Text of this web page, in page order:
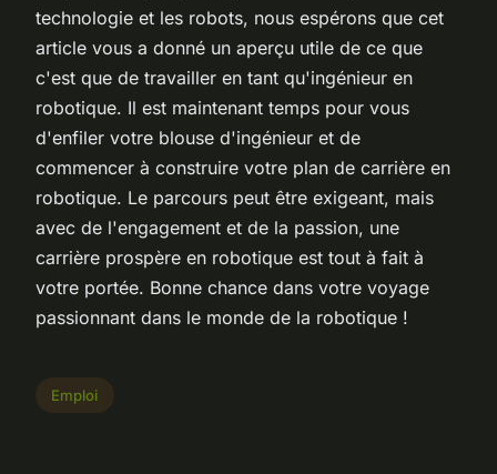
technologie et les robots, nous espérons que cet
article vous a donné un aperçu utile de ce que
c'est que de travailler en tant qu'ingénieur en
robotique. Il est maintenant temps pour vous
d'enfiler votre blouse d'ingénieur et de
commencer à construire votre plan de carrière en
robotique. Le parcours peut être exigeant, mais
avec de l'engagement et de la passion, une
carrière prospère en robotique est tout à fait à
votre portée. Bonne chance dans votre voyage
passionnant dans le monde de la robotique !
Emploi